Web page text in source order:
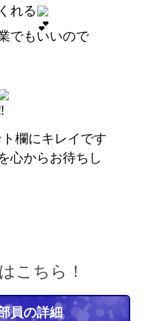
れる
でもいいので
欄にキレイです
心からお待ちし
こちら！
員の詳細